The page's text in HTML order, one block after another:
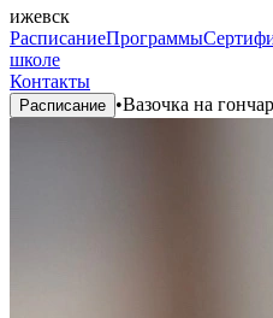
ижевск
РасписаниеПрограммы
школе
Контакты
Расписание •Вазочка на